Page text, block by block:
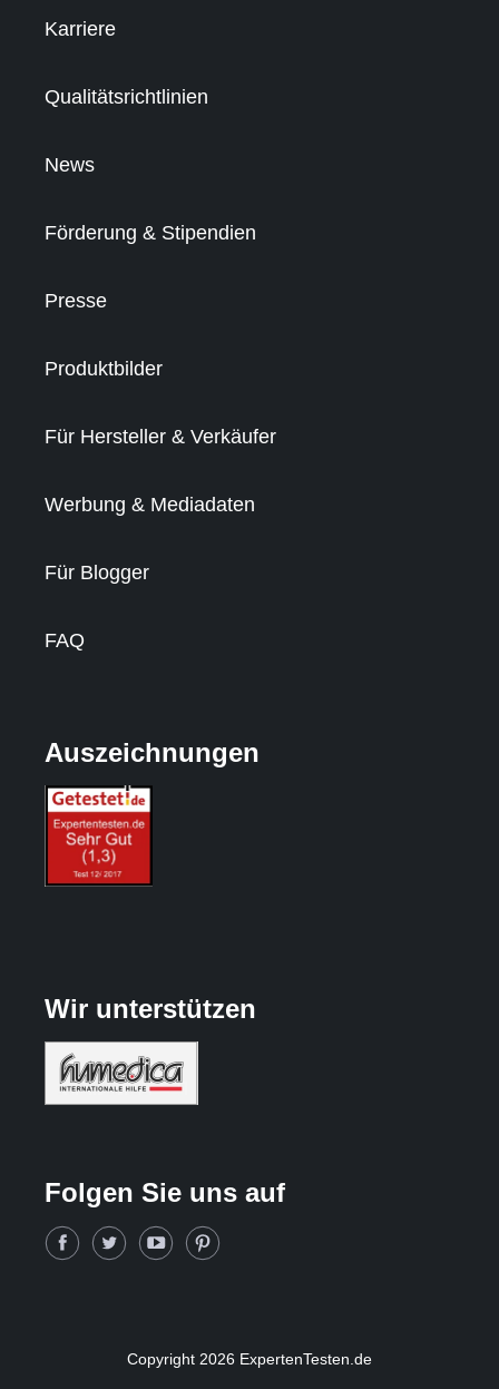
Karriere
Qualitätsrichtlinien
News
Förderung & Stipendien
Presse
Produktbilder
Für Hersteller & Verkäufer
Werbung & Mediadaten
Für Blogger
FAQ
Auszeichnungen
Wir unterstützen
Folgen Sie uns auf
Copyright 2026 ExpertenTesten.de